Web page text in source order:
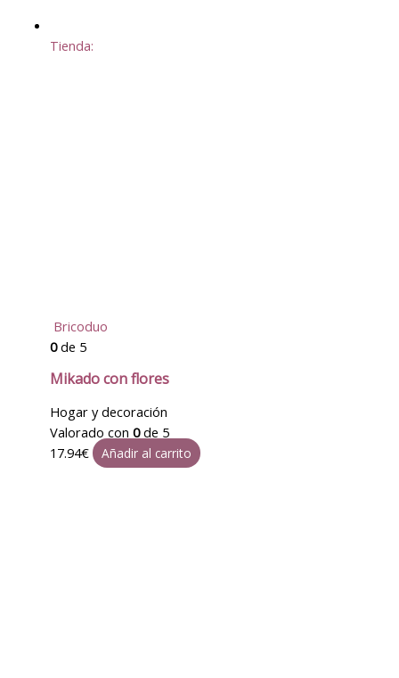
Tienda:
Bricoduo
0de 5
Mikado con flores
Hogar y decoración
Valorado con 0de 5
17.94€ Añadir al carrito